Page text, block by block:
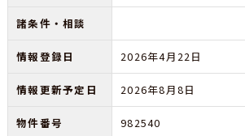
諸条件・相談
情報登録日 2026年4月22日
情報更新予定日 2026年8月8日
物件番号 982540